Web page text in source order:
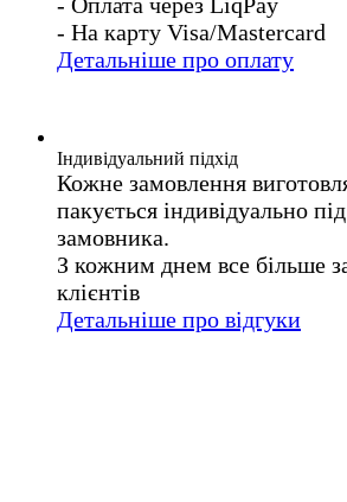
- На карту Visa/Mastercard
Детальніше про оплату
Індивідуальний підхід
Кожне замовлення
пакується індивідуально
замовника.
З кожним днем все більше
клієнтів
Детальніше про відгуки